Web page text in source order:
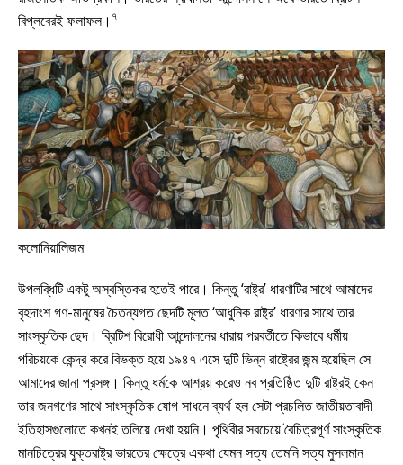
বিপ্লবেরই ফলাফল। ৭
কলোনিয়ালিজম
উপলব্ধিটি একটু অস্বস্তিকর হতেই পারে। কিন্তু ‘রাষ্ট্র’ ধারণাটির সাথে আমাদের
বৃহদাংশ গণ-মানুষের চৈতন্যগত ছেদটি মূলত ‘আধুনিক রাষ্ট্র’ ধারণার সাথে তার
সাংস্কৃতিক ছেদ। ব্রিটিশ বিরোধী আন্দোলনের ধারায় পরবর্তীতে কিভাবে ধর্মীয়
পরিচয়কে কেন্দ্র করে বিভক্ত হয়ে ১৯৪৭ এসে দুটি ভিন্ন রাষ্ট্রের জন্ম হয়েছিল সে
আমাদের জানা প্রসঙ্গ। কিন্তু ধর্মকে আশ্রয় করেও নব প্রতিষ্ঠিত দুটি রাষ্ট্রই কেন
তার জনগণের সাথে সাংস্কৃতিক যোগ সাধনে ব্যর্থ হল সেটা প্রচলিত জাতীয়তাবাদী
ইতিহাসগুলোতে কখনই তলিয়ে দেখা হয়নি। পৃথিবীর সবচেয়ে বৈচিত্রপূর্ণ সাংস্কৃতিক
মানচিত্রের যুক্তরাষ্ট্র ভারতের ক্ষেত্রে একথা যেমন সত্য তেমনি সত্য মুসলমান